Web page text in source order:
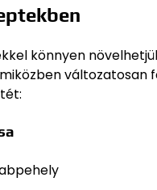
könnyen
változatosan